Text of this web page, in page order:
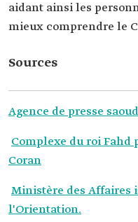
aidant ainsi les
mieux comprendre le
Sources
Agence de presse
Complexe du roi
Coran
Ministère des Affaires
l'Orientation.